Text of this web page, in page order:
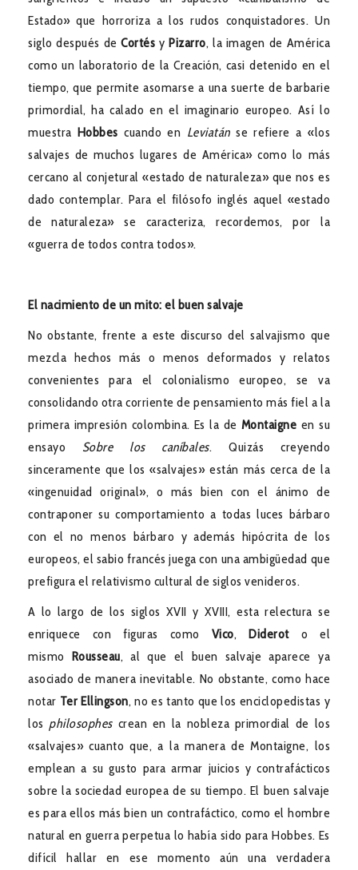
Estado» que horroriza a los rudos conquistadores. Un
siglo después deCortés y Pizarro, la imagen de América
como un laboratorio de la Creación, casi detenido en el
tiempo, que permite asomarse a una suerte de barbarie
primordial, ha calado en el imaginario europeo. Así lo
muestra Hobbes cuando en Leviatánse refiere a «los
salvajes de muchos lugares de América» como lo más
cercano al conjetural «estado de naturaleza» que nos es
dado contemplar. Para el filósofo inglés aquel «estado
de naturaleza» se caracteriza, recordemos, por la
«guerra de todos contra todos».
El nacimiento de un mito: el buen salvaje
No obstante, frente a este discurso del salvajismo que
mezcla hechos más o menos deformados y relatos
convenientes para el colonialismo europeo, se va
consolidando otra corriente de pensamiento más fiel a la
primera impresión colombina. Es la de Montaigne en su
ensayo Sobre los caníbales. Quizás creyendo
sinceramente que los «salvajes» están más cerca de la
«ingenuidad original», o más bien con el ánimo de
contraponer su comportamiento a todas luces bárbaro
con el no menos bárbaro y además hipócrita de los
europeos, el sabio francés juega con una ambigüedad que
prefigura el relativismo cultural de siglos venideros.
A lo largo de los siglos XVII y XVIII, esta relectura se
enriquece con figuras como Vico, Dideroto el
mismo Rousseau, al que el buen salvaje aparece ya
asociado de manera inevitable. No obstante, como hace
notar Ter Ellingson, no es tanto que los enciclopedistas y
los philosophescrean en la nobleza primordial de los
«salvajes» cuanto que, a la manera de Montaigne, los
emplean a su gusto para armar juicios y contrafácticos
sobre la sociedad europea de su tiempo. El buen salvaje
es para ellos más bien un contrafáctico, como el hombre
natural en guerra perpetua lo había sido para Hobbes. Es
difícil hallar en ese momento aún una verdadera